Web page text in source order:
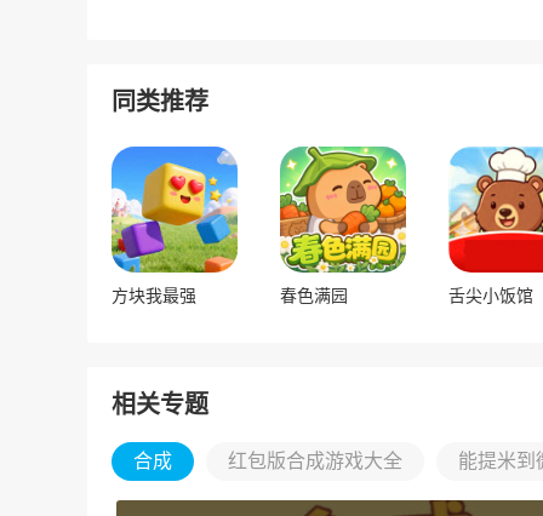
同类推荐
方块我最强 春色满园 舌尖小饭馆
相关专题
合成 红包版合成游戏大全 能提米到